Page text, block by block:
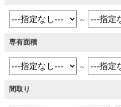
～
専有面積
～
間取り